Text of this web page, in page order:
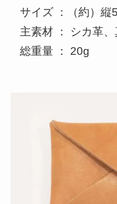
サイズ ：（約）縦
主素材 ： シカ革、
総重量 ： 20g